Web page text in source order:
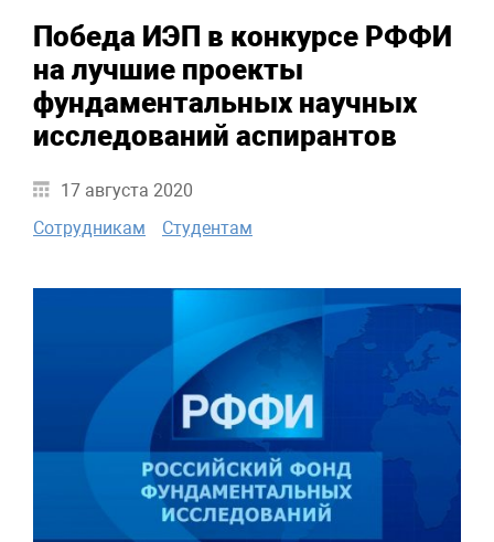
Победа ИЭП в конкурсе РФФИ
на лучшие проекты
фундаментальных научных
исследований аспирантов
17 августа 2020
Сотрудникам
Студентам